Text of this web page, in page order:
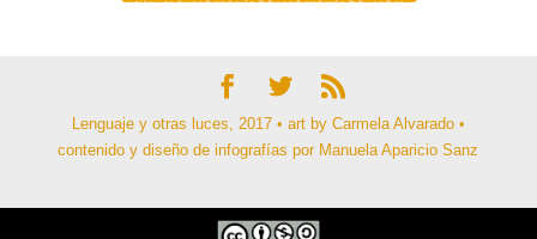
Lenguaje y otras luces, 2017 • art by Carmela Alvarado •
contenido y diseño de infografías por Manuela Aparicio Sanz